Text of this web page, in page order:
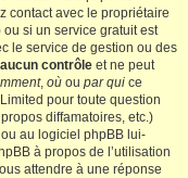
contact avec le propriétaire
ou si un service gratuit est
le service de gestion ou des
contrôle et ne peut
, où ou par qui ce
pour toute question
diffamatoires, etc.)
au logiciel phpBB lui-
à propos de l’utilisation
attendre à une réponse